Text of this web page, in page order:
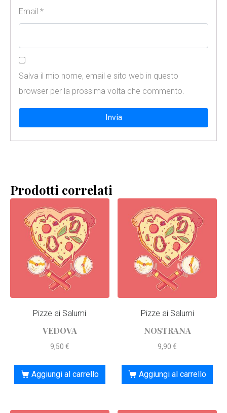
Email *
Salva il mio nome, email e sito web in questo
browser per la prossima volta che commento.
Prodotti correlati
Pizze ai Salumi
VEDOVA
9,50 €
Aggiungi al carrello
Pizze ai Salumi
NOSTRANA
9,90€
Aggiungi al carrello